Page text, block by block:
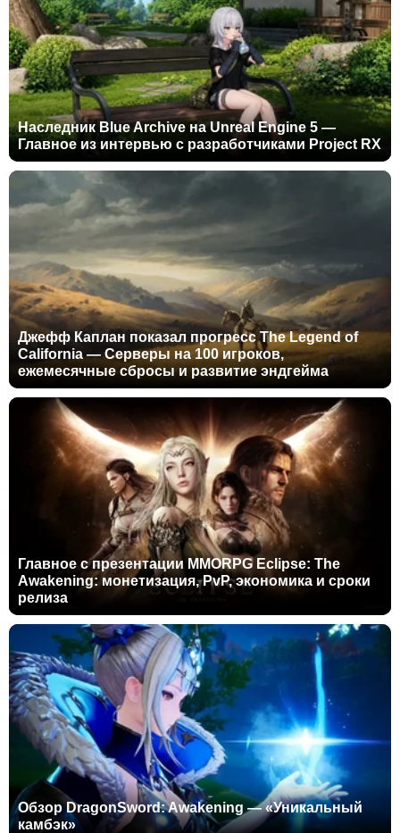
Наследник Blue Archive на Unreal Engine 5 —
Главное из интервью с разработчиками Project RX
Джефф Каплан показал прогресс The Legend of
California — Серверы на 100 игроков,
ежемесячные сбросы и развитие эндгейма
Главное с презентации MMORPG Eclipse: The
Awakening: монетизация, PvP, экономика и сроки
релиза
Обзор DragonSword: Awakening — «Уникальный
камбэк»